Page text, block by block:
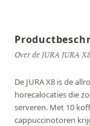
Over de JURA JURA
De JURA X8 is de
horecalocaties die
serveren. Met 10
cappuccinotoren